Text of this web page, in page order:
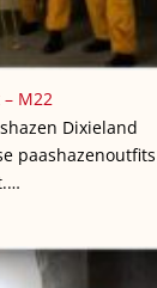
M22
Dixieland
paashazenoutfits